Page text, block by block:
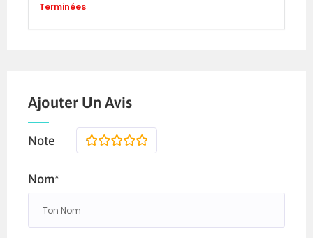
Terminées
Ajouter Un Avis
Note 5
4
3
2
Nom*